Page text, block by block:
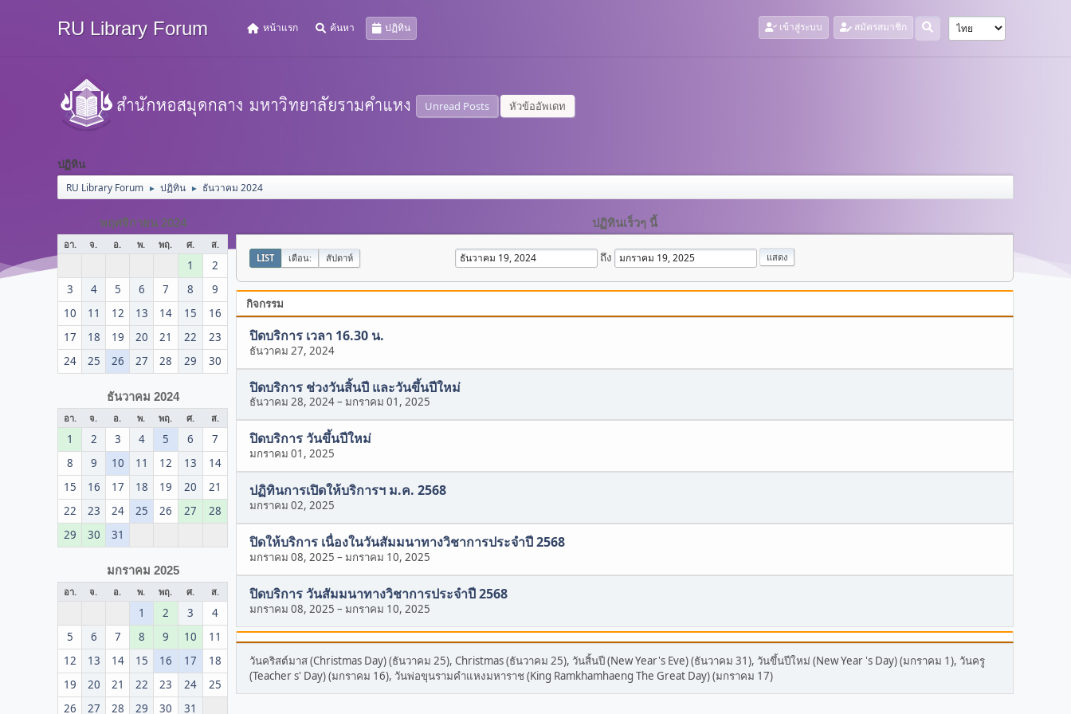
RU Library Forum หน้าแรก ค้นหา ปฏิทิน เข้าสู่ระบบ สมัครสมาชิก
Unread Posts หัวข้ออัพเดท
ปฏิทิน
RU Library Forum ► ปฏิทิน ► ธันวาคม 2024
พฤศจิกายน 2024
อา. จ. อ. พ. พฤ. ศ. ส.
1
2
3
4 5 6 7 8
9
10
11 12 13 14 15
16
17
18 19 20 21 22
23
24
25 26 27 28 29 30
ธันวาคม 2024
อา. จ. อ. พ. พฤ. ศ. ส.
1 2 3 4 5 6
7
8
9 10 11 12 13
14
15
16 17 18 19 20
21
22
23 24 25 26 27
28
29
30 31
มกราคม 2025
อา. จ. อ. พ. พฤ. ศ. ส.
1 2 3
4
5
6 7 8 9 10
11
12
13 14 15 16 17
18
19
20 21 22 23 24
25
26
27 28 29 30 31
ปฏิทินเร็วๆ นี้
LIST เดือน: สัปดาห์ ถึง
กิจกรรม
ปิดบริการ เวลา 16.30 น.
ธันวาคม 27, 2024
ปิดบริการ ช่วงวันสิ้นปี และวันขึ้นปีใหม่
ธันวาคม 28, 2024– มกราคม 01, 2025
ปิดบริการ วันขึ้นปีใหม่
มกราคม 01, 2025
ปฏิทินการเปิดให้บริการฯ ม.ค. 2568
มกราคม 02, 2025
ปิดให้บริการ เนื่องในวันสัมมนาทางวิชาการประจำปี 2568
มกราคม 08, 2025 – มกราคม 10, 2025
ปิดบริการ วันสัมมนาทางวิชาการประจำปี 2568
มกราคม 08, 2025 – มกราคม 10, 2025
วันคริสต์มาส (Christmas Day) (ธันวาคม 25), Christmas (ธันวาคม 25), วันสิ้นปี (New Year's Eve) (ธันวาคม 31), วันขึ้นปีใหม่ (New Year 's Day) (มกราคม 1), วันครู
(Teacher s' Day) (มกราคม 16), วันพ่อขุนรามคำแหงมหาราช (King Ramkhamhaeng The Great Day) (มกราคม 17)